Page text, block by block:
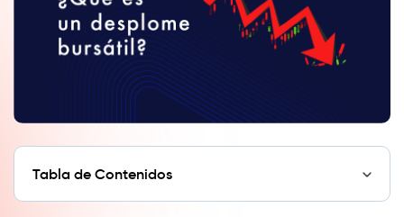
Tabla de Contenidos